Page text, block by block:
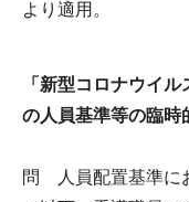
より適用。
「新型コロナウイ
の人員基準等の臨時
問 人員配置基準に